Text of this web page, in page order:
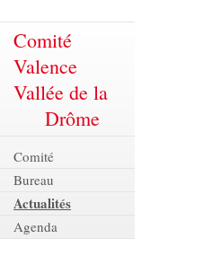
Comité
Valence
Vallée de la
Drôme
Comité
Bureau
Actualités
Agenda